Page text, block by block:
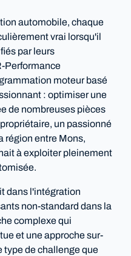
automobile, chaque
vrai lorsqu'il
par leurs
Performance
moteur basé
: optimiser une
de nombreuses pièces
un passionné
région entre Mons,
à exploiter pleinement
dans l'intégration
non-standard dans la
complexe qui
et une approche sur-
type de challenge que